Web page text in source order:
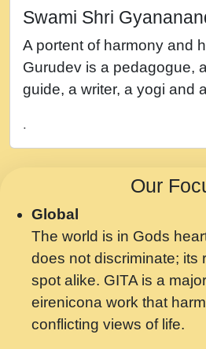
नह भरस रह लडडल... अपन
सहर चरण क .....mp3
बगड नसब कसन सवर तर
shastri ji maharaj.mp3
Chahe Ram Ho Chahe
मझ अपन जवन बनन न आय,
Shri ravinandan shastri ji
मन अशांत मंत्र जाप - गीता
Gyananand Ji Maharaj.mp3
मन बध लय परम वल कगन
Swami Shri
A portent of harmony and
Gurudev is a pedagogue,
guide, a writer, a yogi and
.
Our
Global
The world is in Gods
does not discriminate; its
spot alike. GITA is a
eirenicona work that
conflicting views of life.